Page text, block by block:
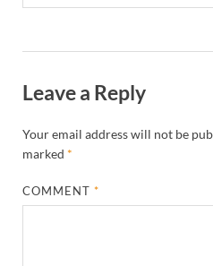
Leave a Reply
Your email address will not be
marked *
COMMENT*